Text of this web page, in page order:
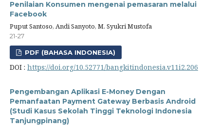
Penilaian Konsumen mengenai pemasaran melalui
Facebook
Puput Santoso, Andi Sanyoto, M. Syukri Mustofa
21-27
PDF (BAHASA INDONESIA)
DOI : https://doi.org/10.52771/bangkitindonesia.v11i2.206
Pengembangan Aplikasi E-Money Dengan
Pemanfaatan Payment Gateway Berbasis Android
(Studi Kasus Sekolah Tinggi Teknologi Indonesia
Tanjungpinang)